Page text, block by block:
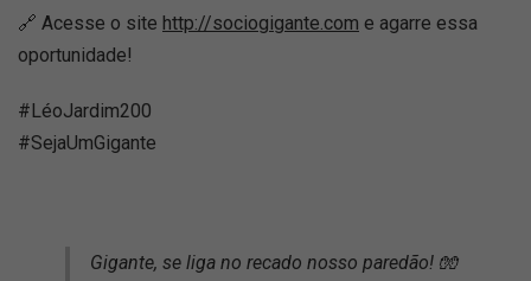
🔗 Acesse o site http://sociogigante.com e agarre essa
oportunidade!
#LéoJardim200
#SejaUmGigante
Gigante, se liga no recado nosso paredão! 🧤